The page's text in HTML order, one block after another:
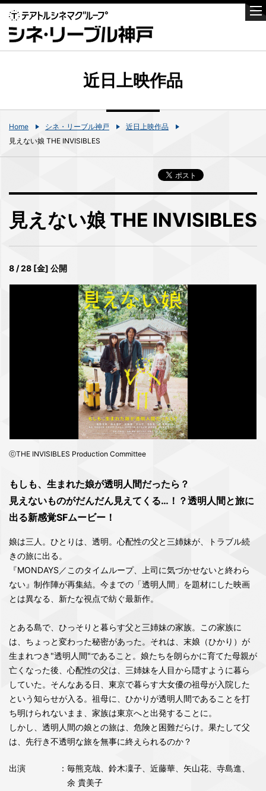
近日上映作品
Home シネ・リーブル神戸
近日上映作品
見えない娘 THE INVISIBLES
見えない娘 THE INVISIBLES
8 / 28 [金] 公開
ⓒTHE INVISIBLES Production Committee
もしも、生まれた娘が透明人間だったら？
見えないものがだんだん見えてくる…！？透明人間と旅に
出る新感覚SFムービー！
娘は三人。ひとりは、透明。心配性の父と三姉妹が、トラブル続
きの旅に出る。
『MONDAYS／このタイムループ、上司に気づかせないと終わら
ない』制作陣が再集結。今までの「透明人間」を題材にした映画
とは異なる、新たな視点で紡ぐ最新作。
とある島で、ひっそりと暮らす父と三姉妹の家族。この家族に
は、ちょっと変わった秘密があった。それは、末娘（ひかり）が
生まれつき"透明人間"であること。娘たちを朗らかに育てた母親が
亡くなった後、心配性の父は、三姉妹を人目から隠すように暮ら
していた。そんなある日、東京で暮らす大女優の祖母が入院した
という知らせが入る。祖母に、ひかりが透明人間であることを打
ち明けられないまま、家族は東京へと出発することに。
しかし、透明人間の娘との旅は、危険と困難だらけ。果たして父
は、先行き不透明な旅を無事に終えられるのか？
出演
：毎熊克哉、鈴木凜子、近藤華、矢山花、寺島進、
余 貴美子